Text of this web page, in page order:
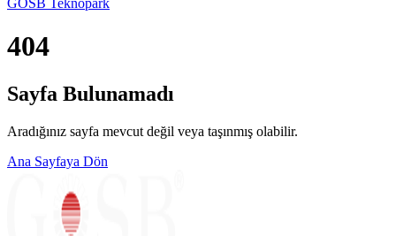
GOSB Teknopark
404
Sayfa Bulunamadı
Aradığınız sayfa mevcut değil veya taşınmış olabilir.
Ana Sayfaya Dön